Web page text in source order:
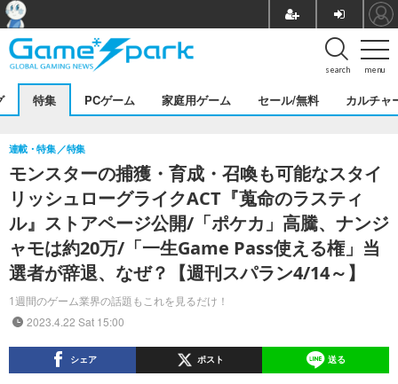
menu
search
特集 PCゲーム 家庭用ゲーム セール/無料 カルチャ
モンスターの捕獲・育成・召喚も可能なスタイ
リッシュローグライクACT『蒐命のラスティ
ル』ストアページ公開/「ポケカ」高騰、ナンジ
ャモは約20万/「一生Game Pass使える権」当
選者が辞退、なぜ？【週刊スパラン4/14～】
1週間のゲーム業界の話題もこれを見るだけ！
連載・特集 特集
2023.4.22 Sat 15:00
シェア ポスト 送る